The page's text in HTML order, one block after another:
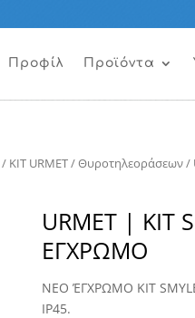
Προφίλ Προϊόντα
/ KIT URMET/Θυροτηλεοράσεων/
URMET | KIT
ΕΓΧΡΩΜΟ
ΝΕΟ ΈΓΧΡΩΜΟ ΚΙΤ
IP45.